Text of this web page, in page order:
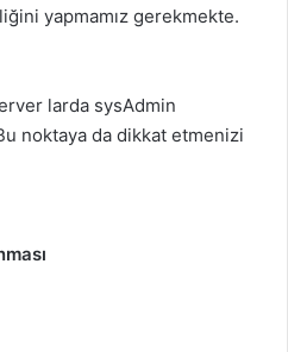
yapmamız gerekmekte.
larda sysAdmin
noktaya da dikkat etmenizi